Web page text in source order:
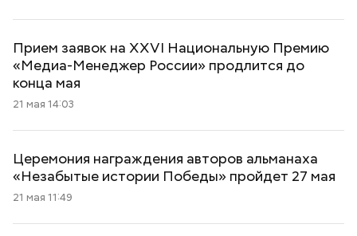
Прием заявок на XXVI Национальную Премию
«Медиа-Менеджер России» продлится до
конца мая
21 мая 14:03
Церемония награждения авторов альманаха
«Незабытые истории Победы» пройдет 27 мая
21 мая 11:49